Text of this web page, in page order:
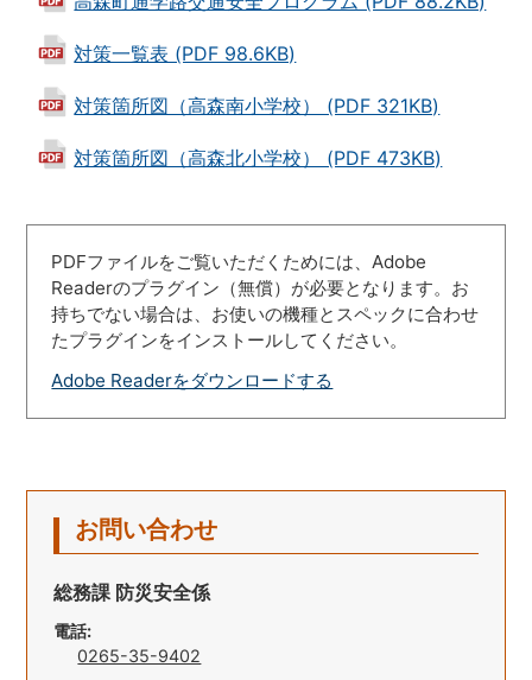
対策一覧表 (PDF 98.6KB)
対策箇所図（高森南小学校） (PDF 321KB)
対策箇所図（高森北小学校） (PDF 473KB)
PDFファイルをご覧いただくためには、Adobe
Readerのプラグイン（無償）が必要となります。お
持ちでない場合は、お使いの機種とスペックに合わせ
たプラグインをインストールしてください。
Adobe Readerをダウンロードする
お問い合わせ
総務課 防災安全係
電話:
0265-35-9402